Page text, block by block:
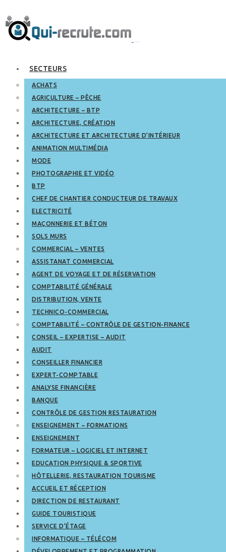
SECTEURS
ACHATS
AGRICULTURE – PÊCHE
ARCHITECTURE – BTP
ARCHITECTURE, CRÉATION
ARCHITECTURE ET ARCHITECTURE D’INTÉRIEUR
ANIMATION MULTIMÉDIA
MODE
PHOTOGRAPHIE ET VIDÉO
BTP
CHEF DE CHANTIER CONDUCTEUR DE TRAVAUX
ELECTRICITÉ
MAÇONNERIE ET BÉTON
SOLS MURS
COMMERCIAL – VENTES
ASSISTANAT COMMERCIAL
AGENT DE VOYAGE ET DE RÉSERVATION
COMPTABILITÉ GÉNÉRALE
DISTRIBUTION, VENTE
TECHNICO-COMMERCIAL
COMPTABILITÉ – CONTRÔLE DE GESTION-FINANCE
CONSEIL – EXPERTISE – AUDIT
AUDIT
CONSEILLER FINANCIER
EXPERT-COMPTABLE
ANALYSE FINANCIÈRE
BANQUE
CONTRÔLE DE GESTION RESTAURATION
ENSEIGNEMENT – FORMATIONS
ENSEIGNEMENT
FORMATEUR – LOGICIEL ET INTERNET
EDUCATION PHYSIQUE & SPORTIVE
HÔTELLERIE, RESTAURATION TOURISME
ACCUEIL ET RÉCEPTION
DIRECTION DE RESTAURANT
GUIDE TOURISTIQUE
SERVICE D’ÉTAGE
INFORMATIQUE – TÉLÉCOM